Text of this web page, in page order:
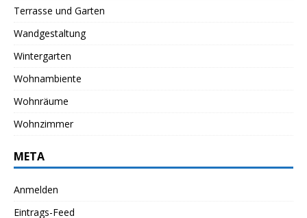
Terrasse und Garten
Wandgestaltung
Wintergarten
Wohnambiente
Wohnräume
Wohnzimmer
META
Anmelden
Eintrags-Feed